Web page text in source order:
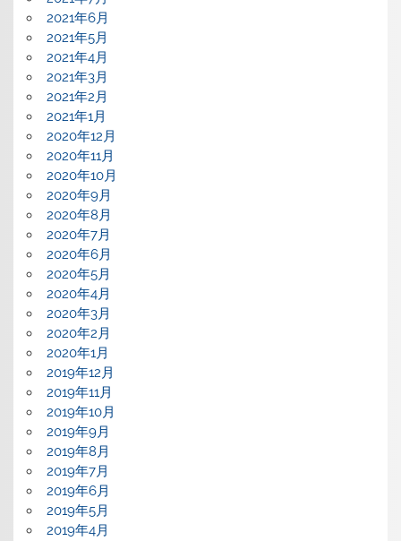
2021年6月
2021年5月
2021年4月
2021年3月
2021年2月
2021年1月
2020年12月
2020年11月
2020年10月
2020年9月
2020年8月
2020年7月
2020年6月
2020年5月
2020年4月
2020年3月
2020年2月
2020年1月
2019年12月
2019年11月
2019年10月
2019年9月
2019年8月
2019年7月
2019年6月
2019年5月
2019年4月